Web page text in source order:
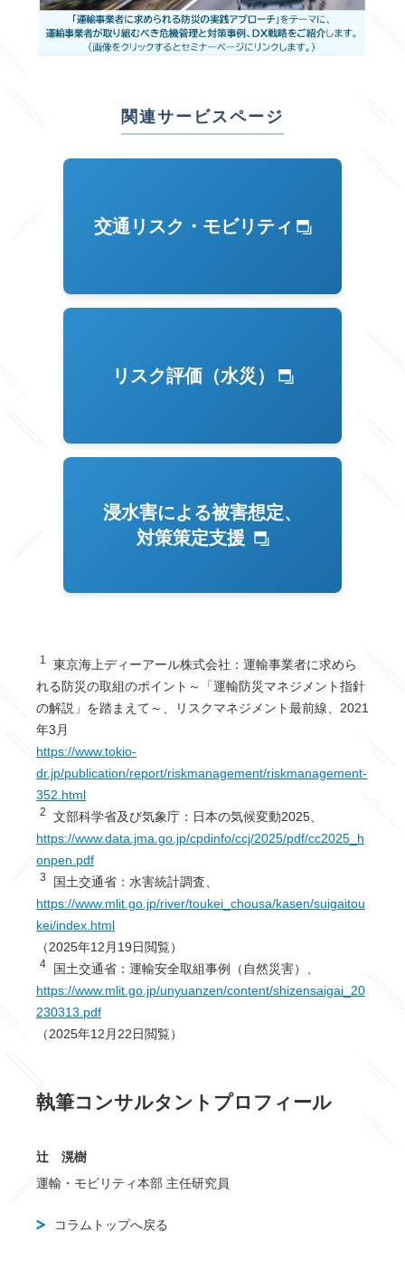
関連サービスページ
交通リスク・モビリティ
リスク評価（水災）
浸水害による被害想定、
対策策定支援
1
東京海上ディーアール株式会社：運輸事業者に求めら
れる防災の取組のポイント～「運輸防災マネジメント指針
の解説」を踏まえて～、リスクマネジメント最前線、2021
年3月
https://www.tokio-
dr.jp/publication/report/riskmanagement/riskmanagement-
352.html
2
文部科学省及び気象庁：日本の気候変動2025、
https://www.data.jma.go.jp/cpdinfo/ccj/2025/pdf/cc2025_h
onpen.pdf
3
国土交通省：水害統計調査、
https://www.mlit.go.jp/river/toukei_chousa/kasen/suigaitou
kei/index.html
（2025年12月19日閲覧）
4 国土交通省：運輸安全取組事例（自然災害）、
https://www.mlit.go.jp/unyuanzen/content/shizensaigai_20
230313.pdf
（2025年12月22日閲覧）
執筆コンサルタントプロフィール
辻 滉樹
運輸・モビリティ本部 主任研究員
コラムトップへ戻る